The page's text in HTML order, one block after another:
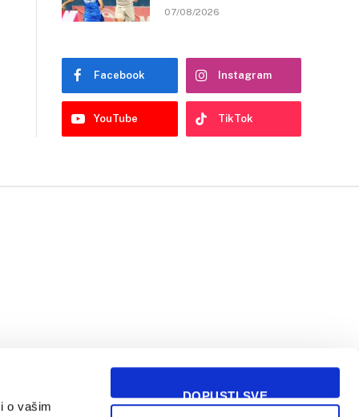
o vašim
DOPUSTI SVE
07/08/2026
Facebook Instagram
YouTube TikTok